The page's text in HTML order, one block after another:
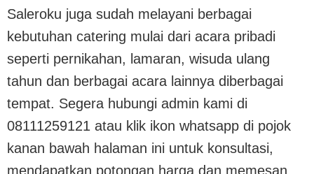
Saleroku juga sudah melayani berbagai
kebutuhan catering mulai dari acara pribadi
seperti pernikahan, lamaran, wisuda ulang
tahun dan berbagai acara lainnya diberbagai
tempat. Segera hubungi admin kami di
08111259121 atau klik ikon whatsapp di pojok
kanan bawah halaman ini untuk konsultasi,
mendapatkan potongan harga dan memesan